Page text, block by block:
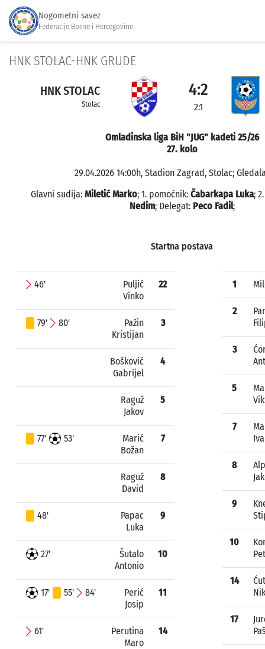
Nogometni savez
Federacije Bosne i Hercegovine
HNK STOLAC-HNK GRUDE
HNK STOLAC
Stolac
4:2
2:1
Omladinska liga BiH "JUG" kadeti 25/26
27. kolo
29.04.2026 14:00h, Stadion Zagrad, Stolac;
Glavni sudija: Miletić Marko; 1. pomoćnik: Čabarkapa Luka;
Nedim; Delegat: Peco Fadil;
Startna postava
46'
Puljić
Vinko
22
79' 80'
Pažin
Kristijan
3
Bošković
Gabrijel
4
Raguž
Jakov
5
77' 53'
Marić
Božan
7
Raguž
David
8
48'
Papac
Luka
9
27'
Šutalo
Antonio
10
17' 55' 84'
Perić
Josip
11
61'
Perutina
Maro
14
1
2
3
5
7
8
9
10
14
17